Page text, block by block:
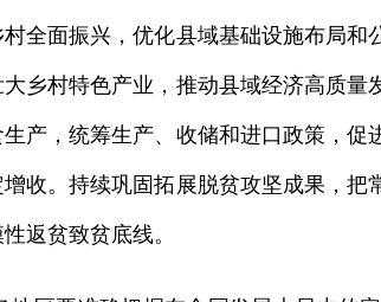
全面振兴，优化县域基础设施布局和
乡村特色产业，推动县域经济高质
产，统筹生产、收储和进口政策，
收。持续巩固拓展脱贫攻坚成果，
返贫致贫底线。